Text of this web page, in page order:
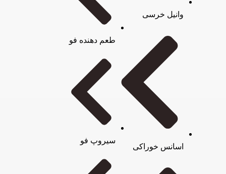
وانیل خرسی
اسانس خوراکی
طعم دهنده فو
سیروپ فو